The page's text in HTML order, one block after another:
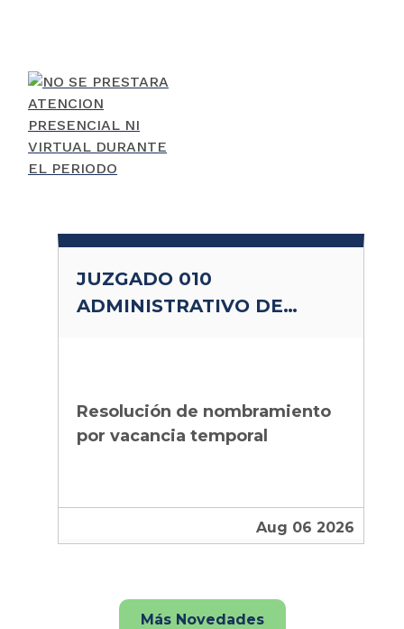
JUZGADO 010
ADMINISTRATIVO DE
Resolución de nombramiento
por vacancia temporal
Aug 06 2026
Más Novedades